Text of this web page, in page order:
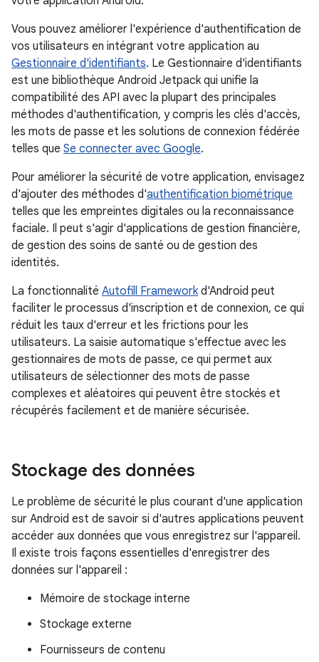
Vous pouvez améliorer l'expérience d'authentification de
vos utilisateurs en intégrant votre application au
Gestionnaire d'identifiants. Le Gestionnaire d'identifiants
est une bibliothèque Android Jetpack qui unifie la
compatibilité des API avec la plupart des principales
méthodes d'authentification, y compris les clés d'accès,
les mots de passe et les solutions de connexion fédérée
telles que Se connecter avec Google.
Pour améliorer la sécurité de votre application, envisagez
d'ajouter des méthodes d'authentification biométrique
telles que les empreintes digitales ou la reconnaissance
faciale. Il peut s'agir d'applications de gestion financière,
de gestion des soins de santé ou de gestion des
identités.
La fonctionnalité Autofill Frameworkd'Android peut
faciliter le processus d'inscription et de connexion, ce qui
réduit les taux d'erreur et les frictions pour les
utilisateurs. La saisie automatique s'effectue avec les
gestionnaires de mots de passe, ce qui permet aux
utilisateurs de sélectionner des mots de passe
complexes et aléatoires qui peuvent être stockés et
récupérés facilement et de manière sécurisée.
Stockage des données
Le problème de sécurité le plus courant d'une application
sur Android est de savoir si d'autres applications peuvent
accéder aux données que vous enregistrez sur l'appareil.
Il existe trois façons essentielles d'enregistrer des
données sur l'appareil :
Mémoire de stockage interne
Stockage externe
Fournisseurs de contenu